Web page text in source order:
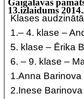
Gaigalavas
13.izlaidums
Klases
1.– 4. klase –
5. klase – Ērika
6. – 9. klase –
1.Anna Barinova
2.Inese Barinova